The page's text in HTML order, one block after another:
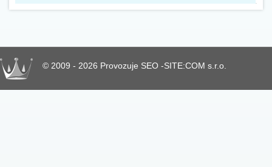
© 2009 - 2026 Provozuje SEO -SITE:COM s.r.o.